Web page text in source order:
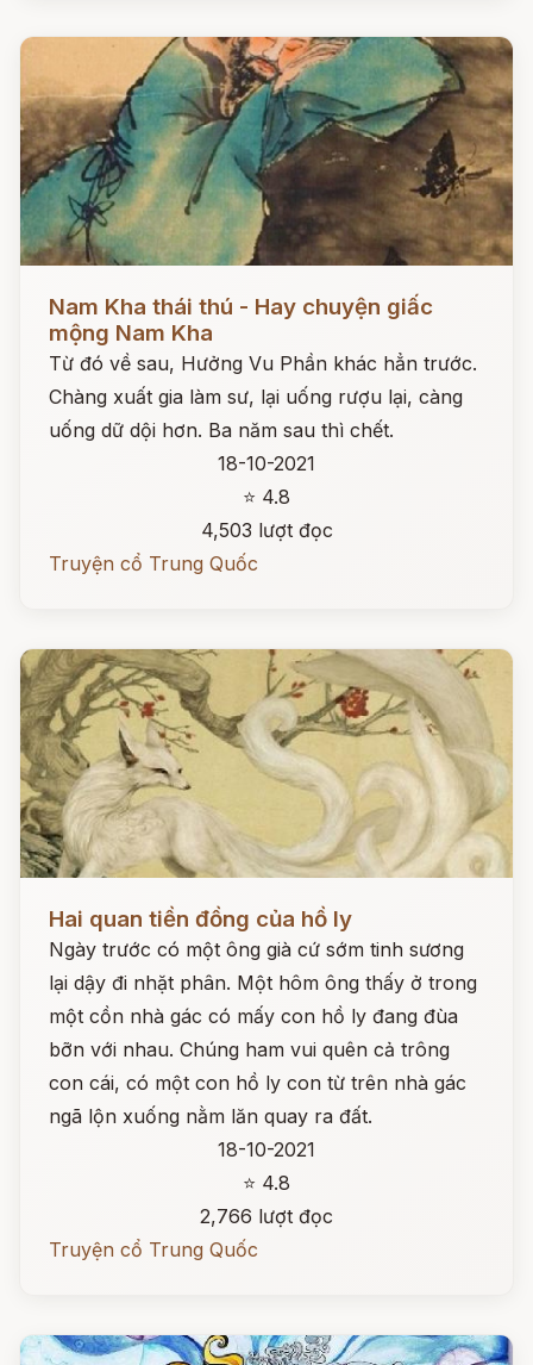
Nam Kha thái thú - Hay chuyện giấc
mộng Nam Kha
Từ đó về sau, Hưởng Vu Phần khác hẳn trước.
Chàng xuất gia làm sư, lại uống rượu lại, càng
uống dữ dội hơn. Ba năm sau thì chết.
18-10-2021
⭐ 4.8
4,503 lượt đọc
Truyện cổ Trung Quốc
Hai quan tiền đồng của hồ ly
Ngày trước có một ông già cứ sớm tinh sương
lại dậy đi nhặt phân. Một hôm ông thấy ở trong
một cồn nhà gác có mấy con hồ ly đang đùa
bỡn với nhau. Chúng ham vui quên cả trông
con cái, có một con hồ ly con từ trên nhà gác
ngã lộn xuống nằm lăn quay ra đất.
18-10-2021
⭐ 4.8
2,766 lượt đọc
Truyện cổ Trung Quốc